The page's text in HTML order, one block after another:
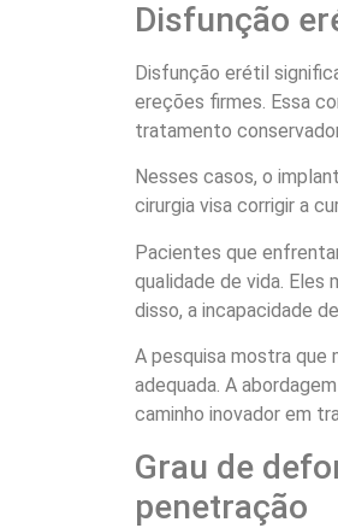
Disfunção
Disfunção erétil
ereções firmes. Essa
tratamento
Nesses casos, o
cirurgia visa corrigir a
Pacientes que
qualidade de vida.
disso, a incapacidade
A pesquisa mostra
adequada. A
caminho inovador em
Grau de
penetração